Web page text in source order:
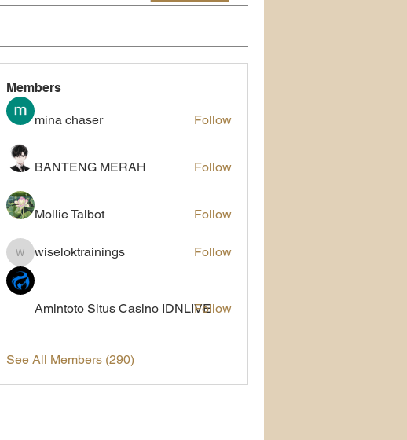
Members
mina chaser Follow
BANTENG MERAH Follow
Mollie Talbot Follow
wiseloktrainings
wiseloktrainings Follow
Amintoto Situs Casino IDNLIVEFollow
See All Members (290)